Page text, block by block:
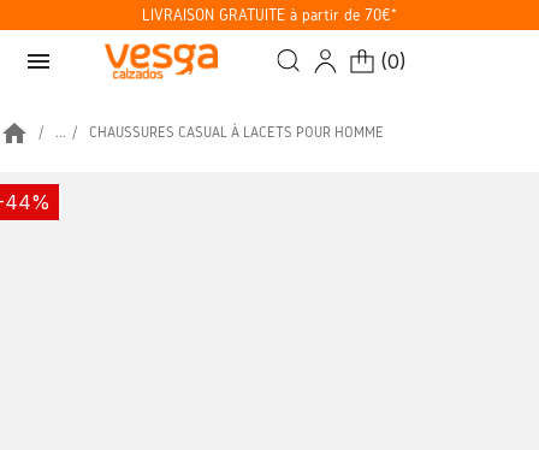
LIVRAISON GRATUITE à partir de 70€*
menu (0)
home ... CHAUSSURES CASUAL À LACETS POUR HOMME